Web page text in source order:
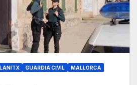
GUARDIA CIVIL
MALLORCA